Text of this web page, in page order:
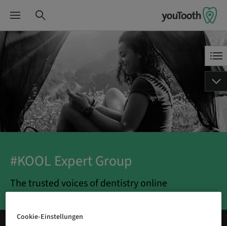
#KOOL Expert Group
The trusted voices of dentistry online
Cookie-Einstellungen